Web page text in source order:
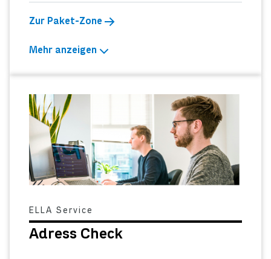
Zur Paket-Zone
Mehr anzeigen
ELLA Service
Adress Check